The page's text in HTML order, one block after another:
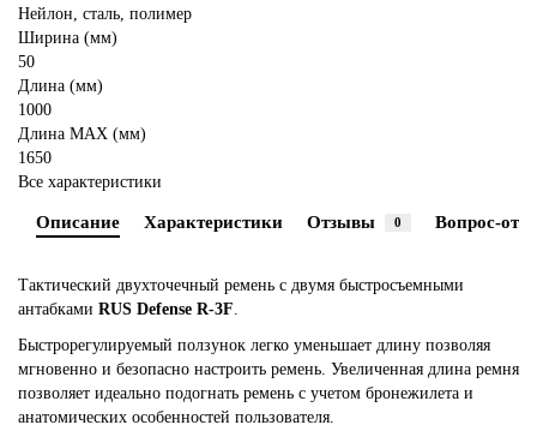
Нейлон, сталь, полимер
Ширина (мм)
50
Длина (мм)
1000
Длина MAX (мм)
1650
Все характеристики
Описание Характеристики Отзывы 0 Вопрос-
Тактический двухточечный ремень с двумя быстросъемными
антабками RUS Defense R-3F.
Быстрорегулируемый ползунок легко уменьшает длину позволяя
мгновенно и безопасно настроить ремень. Увеличенная длина ремня
позволяет идеально подогнать ремень с учетом бронежилета и
анатомических особенностей пользователя.